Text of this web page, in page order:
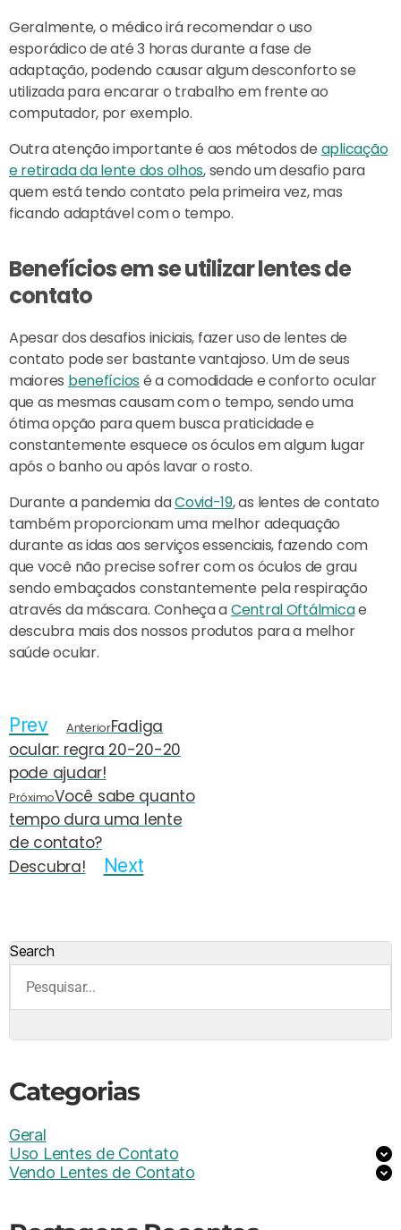
Geralmente, o médico irá recomendar o uso
esporádico de até 3 horas durante a fase de
adaptação, podendo causar algum desconforto se
utilizada para encarar o trabalho em frente ao
computador, por exemplo.
Outra atenção importante é aos métodos de aplicação
e retirada da lente dos olhos, sendo um desafio para
quem está tendo contato pela primeira vez, mas
ficando adaptável com o tempo.
Benefícios em se utilizar lentes de
contato
Apesar dos desafios iniciais, fazer uso de lentes de
contato pode ser bastante vantajoso. Um de seus
maiores benefíciosé a comodidade e conforto ocular
que as mesmas causam com o tempo, sendo uma
ótima opção para quem busca praticidade e
constantemente esquece os óculos em algum lugar
após o banho ou após lavar o rosto.
Durante a pandemia daCovid-19, as lentes de contato
também proporcionam uma melhor adequação
durante as idas aos serviços essenciais, fazendo com
que você não precise sofrer com os óculos de grau
sendo embaçados constantemente pela respiração
através da máscara. Conheça aCentral Oftálmicae
descubra mais dos nossos produtos para a melhor
saúde ocular.
Prev AnteriorFadiga
ocular: regra 20-20-20
pode ajudar!
PróximoVocê sabe quanto
tempo dura uma lente
de contato?
Descubra!
Next
Search
Categorias
Geral
Uso Lentes de Contato
Vendo Lentes de Contato